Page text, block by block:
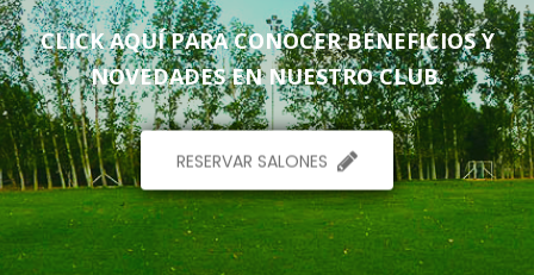
CLICK AQUÍ PARA CONOCER BENEFICIOS Y
NOVEDADES EN NUESTRO CLUB.
RESERVAR SALONES